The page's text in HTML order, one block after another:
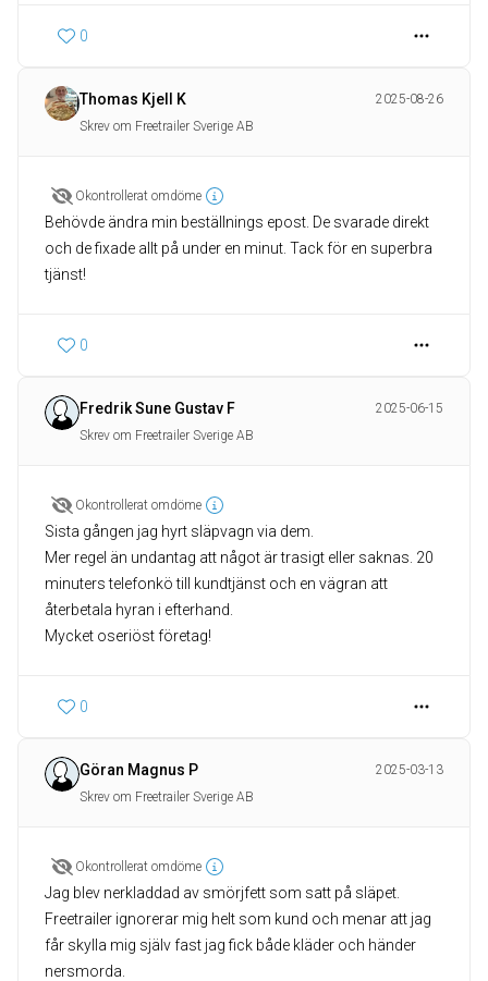
0
Thomas Kjell K
2025-08-26
Skrev om Freetrailer Sverige AB
Okontrollerat omdöme
Behövde ändra min beställnings epost. De svarade direkt
och de fixade allt på under en minut. Tack för en superbra
tjänst!
0
Fredrik Sune Gustav F
2025-06-15
Skrev om Freetrailer Sverige AB
Okontrollerat omdöme
Sista gången jag hyrt släpvagn via dem.
Mer regel än undantag att något är trasigt eller saknas. 20
minuters telefonkö till kundtjänst och en vägran att
återbetala hyran i efterhand.
Mycket oseriöst företag!
0
Göran Magnus P
2025-03-13
Skrev om Freetrailer Sverige AB
Okontrollerat omdöme
Jag blev nerkladdad av smörjfett som satt på släpet.
Freetrailer ignorerar mig helt som kund och menar att jag
får skylla mig själv fast jag fick både kläder och händer
nersmorda.